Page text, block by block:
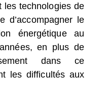
les technologies de
d’accompagner le
énergétique au
en plus de
dans ce
les difficultés aux